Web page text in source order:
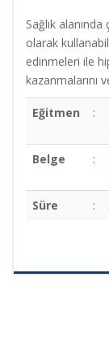
Sağlık
olarak
edinmeleri ile
kazanmalarını
Eğitmen :
Belge
:
Süre
: